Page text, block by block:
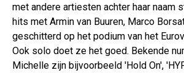
met andere artiesten achter haar naam
hits met Armin van Buuren, Marco
geschitterd op het podium van het
Ook solo doet ze het goed. Bekende
Michelle zijn bijvoorbeeld 'Hold On',